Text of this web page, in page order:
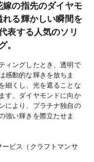
の指先のダイヤモ
る輝かしい瞬間を
表する人気のソリ
。
ィングしたとき、透明で
感動的な輝きを放ちま
細くし、光を遮ることな
す。ダイヤモンドに向か
により、プラチナ独自の
強い輝きを際立たせま
ビス（クラフトマンサ